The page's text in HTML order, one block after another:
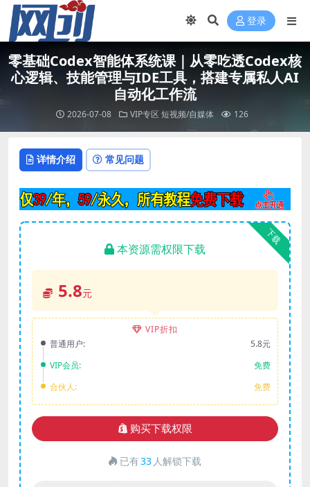
登录
零基础Codex智能体系统课｜从零吃透Codex核
心逻辑、技能管理与IDE工具，搭建专属私人AI
自动化工作流
2026-07-08 VIP专区 短视频/自媒体 126
详情介绍 常见问题
下载
本资源需权限下载
5.8元
VIP折扣
普通用户:
5.8元
VIP会员:
免费
合伙人:
免费
购买下载权限
已有33 人解锁下载